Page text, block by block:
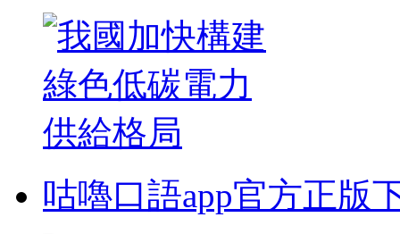
咕嚕口語app官方正版